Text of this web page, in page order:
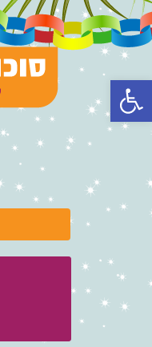
פתח סרגל נגישות